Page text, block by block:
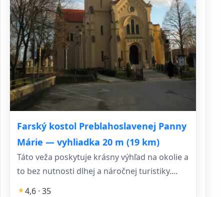
Farský kostol Preblahoslavenej Panny
Márie — vyhliadka 20 m (19 km)
Táto veža poskytuje krásny výhľad na okolie a
to bez nutnosti dlhej a náročnej turistiky....
4,6 · 35